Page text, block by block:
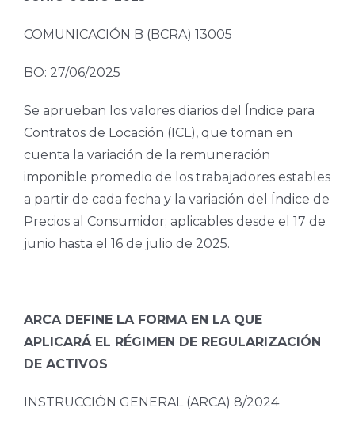
COMUNICACIÓN B (BCRA) 13005
BO: 27/06/2025
Se aprueban los valores diarios del Índice para
Contratos de Locación (ICL), que toman en
cuenta la variación de la remuneración
imponible promedio de los trabajadores estables
a partir de cada fecha y la variación del Índice de
Precios al Consumidor; aplicables desde el 17 de
junio hasta el 16 de julio de 2025.
ARCA DEFINE LA FORMA EN LA QUE
APLICARÁ EL RÉGIMEN DE REGULARIZACIÓN
DE ACTIVOS
INSTRUCCIÓN GENERAL (ARCA) 8/2024